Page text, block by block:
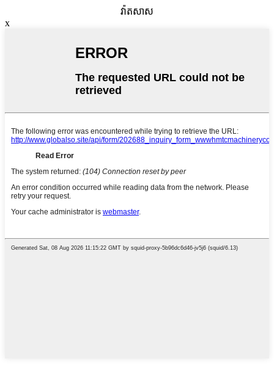
វ៉ាតសាស
x